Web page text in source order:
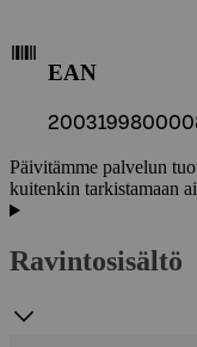
EAN
Päivitämme palvelun
kuitenkin tarkistamaan
Ravintosisältö